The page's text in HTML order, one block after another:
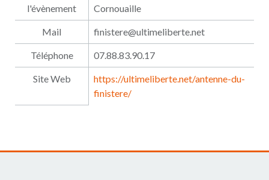
l'évènement
Cornouaille
Mail finistere@ultimeliberte.net
Téléphone 07.88.83.90.17
Site Web
https://ultimeliberte.net/antenne-du-
finistere/